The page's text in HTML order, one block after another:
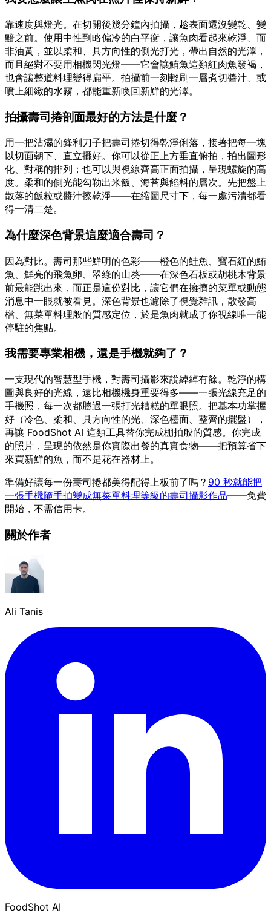
靠速度與燈光。在切開後幾分鐘內拍攝，趁表面還沒變乾、變
黯之前。使用中性到略偏冷的白平衡，讓魚肉看起來乾淨、而
非油黃，並以柔和、具方向性的側光打光，帶出自然的光澤，
而且絕對不要用相機閃光燈——它會讓鮪魚這類紅肉魚發褐，
也會讓整道料理變得扁平。拍攝前一刻輕刷一層煮切醬汁、或
噴上細緻的水霧，都能重新喚回新鮮的光澤。
拍攝壽司捲剖面最好的方法是什麼？
用一把沾濕的鋒利刀子把壽司捲切得乾淨俐落，接著把每一塊
以切面朝下、直立擺好。你可以從正上方垂直俯拍，拍出圖形
化、對稱的排列；也可以與視線齊高正面拍攝，呈現螺旋的高
度。柔和的側光能勾勒出米飯、海苔與餡料的層次。先把盤上
散落的飯粒或醬汁擦乾淨——在縮圖尺寸下，每一處污漬都看
得一清二楚。
為什麼深色背景這麼適合壽司？
因為對比。壽司那些鮮明的色彩——橙色的鮭魚、寶石紅的鮪
魚、鮮亮的飛魚卵、翠綠的山葵——在深色石板或胡桃木背景
前最能跳出來，而正是這份對比，讓它們在擁擠的菜單或動態
消息中一眼就被看見。深色背景也濾除了視覺雜訊，散發高
檔、無菜單料理般的質感定位，於是魚肉就成了你視線唯一能
停駐的焦點。
我需要專業相機，還是手機就夠了？
一支現代的智慧型手機，對壽司攝影來說綽綽有餘。乾淨的構
圖與良好的光線，遠比相機機身重要得多——一張光線充足的
手機照，每一次都勝過一張打光糟糕的單眼照。把基本功掌握
好（冷色、柔和、具方向性的光、深色檯面、整齊的擺盤），
再讓 FoodShot AI 這類工具替你完成棚拍般的質感。你完成
的照片，呈現的依然是你實際出餐的真實食物——把預算省下
來買新鮮的魚，而不是花在器材上。
準備好讓每一份壽司捲都美得配得上板前了嗎？ 90 秒就能把
一張手機隨手拍變成無菜單料理等級的壽司攝影作品——免費
開始，不需信用卡。
關於作者
Ali Tanis
FoodShot AI